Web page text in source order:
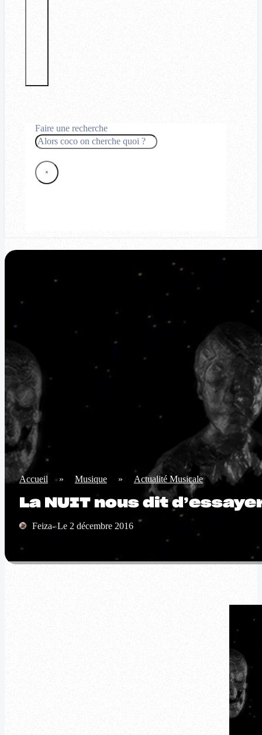
Faire une recherche
Rechercher
×
Accueil » Musique » Actualité Musicale
La NUIT nous dit
Feiza- Le 2 décembre 2016